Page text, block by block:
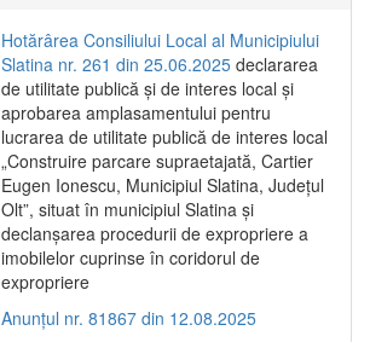
Hotărârea Consiliului Local al Municipiului
Slatina nr. 261 din 25.06.2025 declararea
de utilitate publică și de interes local și
aprobarea amplasamentului pentru
lucrarea de utilitate publică de interes local
„Construire parcare supraetajată, Cartier
Eugen Ionescu, Municipiul Slatina, Județul
Olt”, situat în municipiul Slatina și
declanșarea procedurii de expropriere a
imobilelor cuprinse în coridorul de
expropriere
Anunțul nr. 81867 din 12.08.2025